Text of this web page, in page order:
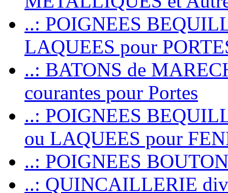
..: POIGNEES
LAQUEES pour
..: BATONS de
courantes pour Portes
..: POIGNEES
ou LAQUEES pour
..: POIGNEES
..: QUINCAILLERIE